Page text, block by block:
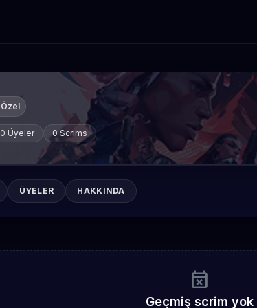
Özel
0 Üyeler 0 Scrims
ÜYELER HAKKINDA
event_busy
Geçmiş scrim yok